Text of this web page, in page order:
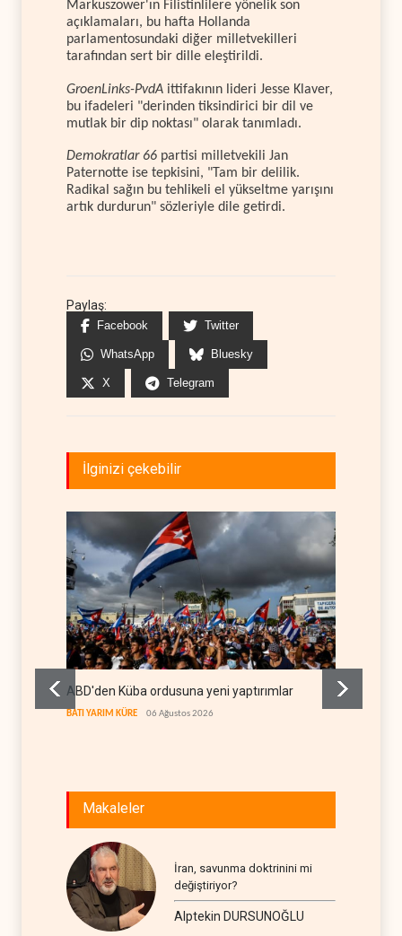
Markuszower'ın Filistinlilere yönelik son
açıklamaları, bu hafta Hollanda
parlamentosundaki diğer milletvekilleri
tarafından sert bir dille eleştirildi.
GroenLinks-PvdA ittifakının lideri Jesse Klaver,
bu ifadeleri "derinden tiksindirici bir dil ve
mutlak bir dip noktası" olarak tanımladı.
Demokratlar 66 partisi milletvekili Jan
Paternotte ise tepkisini, "Tam bir delilik.
Radikal sağın bu tehlikeli el yükseltme yarışını
artık durdurun" sözleriyle dile getirdi.
Paylaş:
Facebook Twitter
WhatsApp Bluesky
X Telegram
İlginizi çekebilir
ABD'den Küba ordusuna yeni yaptırımlar
BATI YARIM KÜRE 06 Ağustos 2026
Makaleler
İran, savunma doktrinini mi
değiştiriyor?
Alptekin DURSUNOĞLU